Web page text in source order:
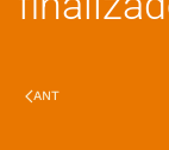
ANT